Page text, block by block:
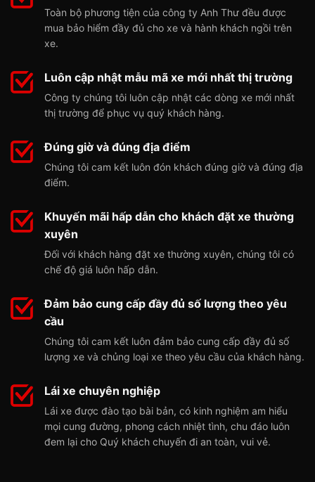
Toàn bộ phương tiện của công ty Anh Thư đều được
mua bảo hiểm đầy đủ cho xe và hành khách ngồi trên
xe.
Luôn cập nhật mẫu mã xe mới nhất thị trường
Công ty chúng tôi luôn cập nhật các dòng xe mới nhất
thị trường để phục vụ quý khách hàng.
Đúng giờ và đúng địa điểm
Chúng tôi cam kết luôn đón khách đúng giờ và đúng địa
điểm.
Khuyến mãi hấp dẫn cho khách đặt xe thường
xuyên
Đối với khách hàng đặt xe thường xuyên, chúng tôi có
chế độ giá luôn hấp dẫn.
Đảm bảo cung cấp đầy đủ số lượng theo yêu
cầu
Chúng tôi cam kết luôn đảm bảo cung cấp đầy đủ số
lượng xe và chủng loại xe theo yêu cầu của khách hàng.
Lái xe chuyên nghiệp
Lái xe được đào tạo bài bản, có kinh nghiệm am hiểu
mọi cung đường, phong cách nhiệt tình, chu đáo luôn
đem lại cho Quý khách chuyến đi an toàn, vui vẻ.